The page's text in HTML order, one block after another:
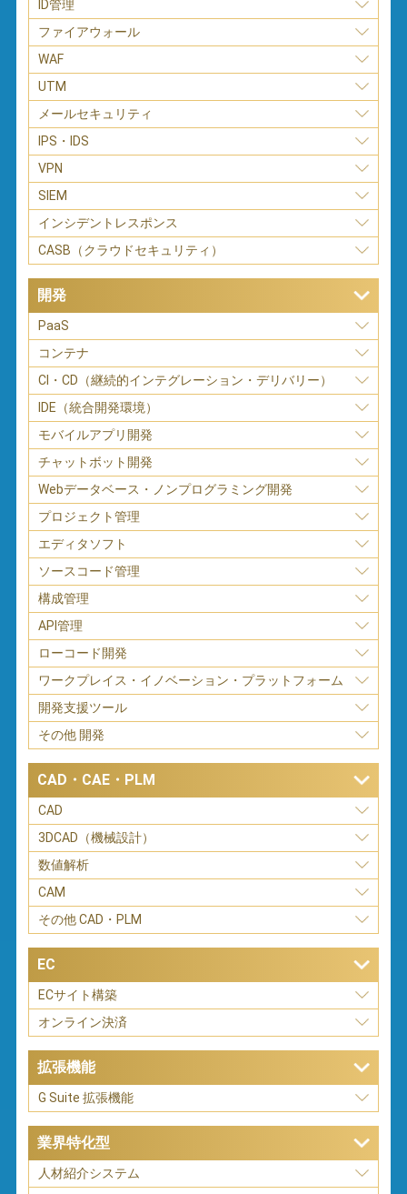
ID管理
ファイアウォール
WAF
UTM
メールセキュリティ
IPS・IDS
VPN
SIEM
インシデントレスポンス
CASB（クラウドセキュリティ）
開発
PaaS
コンテナ
CI・CD（継続的インテグレーション・デリバリー）
IDE（統合開発環境）
モバイルアプリ開発
チャットボット開発
Webデータベース・ノンプログラミング開発
プロジェクト管理
エディタソフト
ソースコード管理
構成管理
API管理
ローコード開発
ワークプレイス・イノベーション・プラットフォーム
開発支援ツール
その他 開発
CAD・CAE・PLM
CAD
3DCAD（機械設計）
数値解析
CAM
その他 CAD・PLM
EC
ECサイト構築
オンライン決済
拡張機能
G Suite 拡張機能
業界特化型
人材紹介システム